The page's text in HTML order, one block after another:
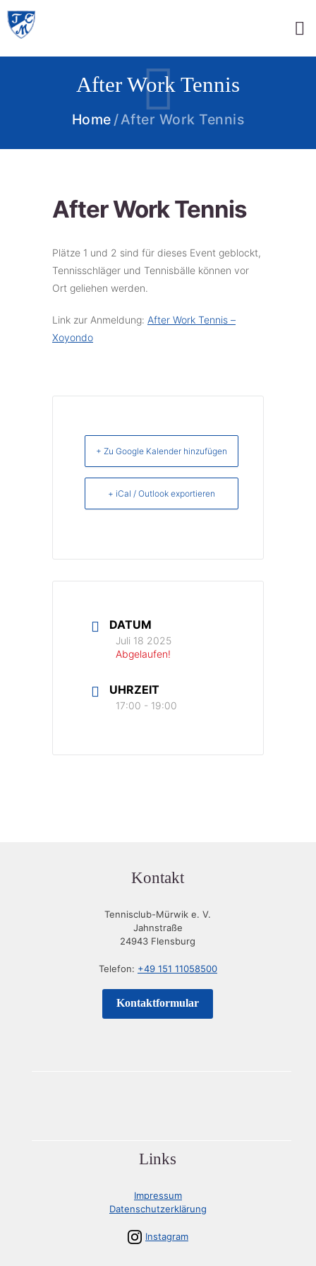
After Work Tennis
Home After Work Tennis
After Work Tennis
Plätze 1 und 2 sind für dieses Event geblockt,
Tennisschläger und Tennisbälle können vor
Ort geliehen werden.
Link zur Anmeldung: After Work Tennis –
Xoyondo
+ Zu Google Kalender hinzufügen
+ iCal / Outlook exportieren
DATUM
Juli 18 2025
Abgelaufen!
UHRZEIT
17:00 - 19:00
Kontakt
Tennisclub-Mürwik e. V.
Jahnstraße
24943 Flensburg
Telefon: +49 151 11058500
Kontaktformular
Links
Impressum
Datenschutzerklärung
Instagram